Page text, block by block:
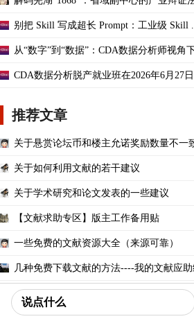
别把 Skill 写成超长 Prompt：工业级 Skill ...
从“数字”到“数据”：CDA数据分析师视角下
CDA数据分析脱产就业班在2026年6月27日
推荐文章
关于悬赏论坛币和楼主允诺奖励数量不一
关于如何利用文献的若干建议
关于学术研究和论文发表的一些建议
【文献求助专区】版主工作备用贴
一些免费的文献资源大全（来源可靠）
几种免费下载文献的方法----我的文献应
关于文献求助的一些建议
关于科研中如何学习基础知识的一些建议 (
说点什么